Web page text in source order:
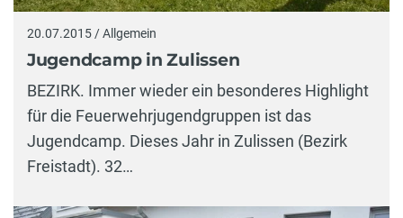
20.07.2015 / Allgemein
Jugendcamp in Zulissen
BEZIRK. Immer wieder ein besonderes Highlight
für die Feuerwehrjugendgruppen ist das
Jugendcamp. Dieses Jahr in Zulissen (Bezirk
Freistadt). 32…